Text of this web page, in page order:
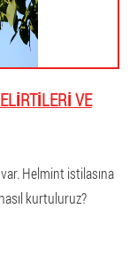
VE
Helmint istilasına
kurtuluruz?